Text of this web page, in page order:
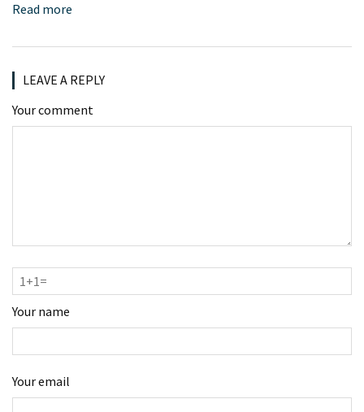
Read more
LEAVE A REPLY
Your comment
Your name
Your email